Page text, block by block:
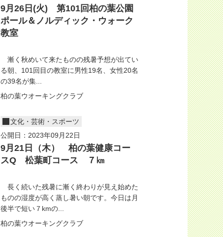
9月26日(火) 第101回柏の葉公園
ポール＆ノルディック・ウォーク
教室
漸く秋めいて来たものの残暑予想が出てい
る朝、101回目の教室に男性19名、女性20名
の39名が集...
柏の葉ウオーキングクラブ
文化・芸術・スポーツ
公開日：2023年09月22日
9月21日（木） 柏の葉健康コー
スQ 松葉町コース ７㎞
長く続いた残暑に漸く終わりが見え始めた
ものの湿度が高く蒸し暑い朝です。今日は月
後半で短い７kmの...
柏の葉ウオーキングクラブ